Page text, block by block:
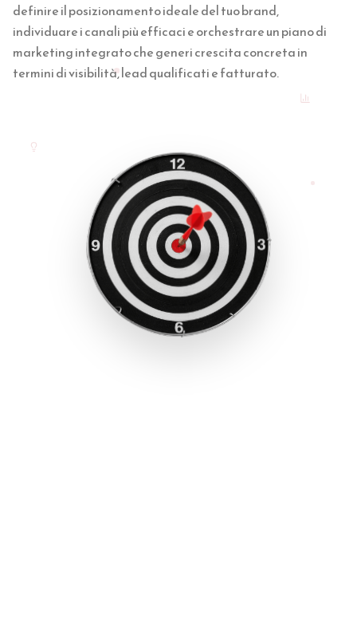
definire il posizionamento ideale del tuo brand,
individuare i canali più efficaci e orchestrare un piano di
marketing integrato che generi crescita concreta in
termini di visibilità, lead qualificati e fatturato.